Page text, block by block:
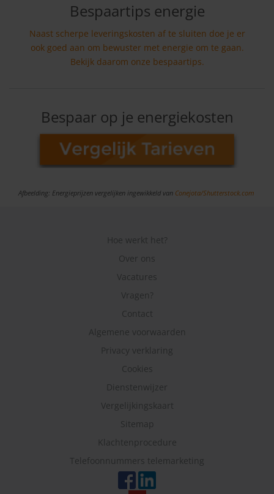
Bespaartips energie
Naast scherpe leveringskosten af te sluiten doe je er
ook goed aan om bewuster met energie om te gaan.
Bekijk daarom onze bespaartips.
Bespaar op je energiekosten
Afbeelding: Energieprijzen vergelijken ingewikkeld van Conejota/Shutterstock.com
Hoe werkt het?
Over ons
Vacatures
Vragen?
Contact
Algemene voorwaarden
Privacy verklaring
Cookies
Dienstenwijzer
Vergelijkingskaart
Sitemap
Klachtenprocedure
Telefoonnummers telemarketing